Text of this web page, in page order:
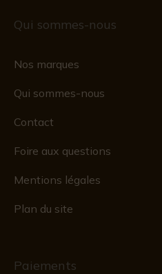
Qui sommes-nous
Nos marques
Qui sommes-nous
Contact
Foire aux questions
Mentions légales
Plan du site
Paiements